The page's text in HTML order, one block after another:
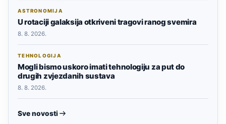
ASTRONOMIJA
U rotaciji galaksija otkriveni tragovi ranog svemira
8. 8. 2026.
TEHNOLOGIJA
Mogli bismo uskoro imati tehnologiju za put do
drugih zvjezdanih sustava
8. 8. 2026.
Sve novosti